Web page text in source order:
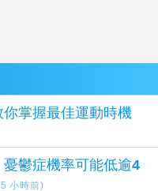
掌握最佳運動時機
鬱症機率可能低逾4
小時前)